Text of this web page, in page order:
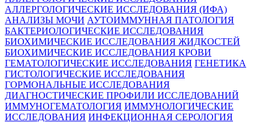
АЛЛЕРГОЛОГИЧЕСКИЕ ИССЛЕДОВАНИЯ (ИФА)
АНАЛИЗЫ МОЧИ АУТОИММУННАЯ ПАТОЛОГИЯ
БАКТЕРИОЛОГИЧЕСКИЕ ИССЛЕДОВАНИЯ
БИОХИМИЧЕСКИЕ ИССЛЕДОВАНИЯ ЖИДКОСТЕЙ
БИОХИМИЧЕСКИЕ ИССЛЕДОВАНИЯ КРОВИ
ГЕМАТОЛОГИЧЕСКИЕ ИССЛЕДОВАНИЯ ГЕНЕТИКА
ГИСТОЛОГИЧЕСКИЕ ИССЛЕДОВАНИЯ
ГОРМОНАЛЬНЫЕ ИССЛЕДОВАНИЯ
ДИАГНОСТИЧЕСКИЕ ПРОФИЛИ ИССЛЕДОВАНИЙ
ИММУНОГЕМАТОЛОГИЯ ИММУНОЛОГИЧЕСКИЕ
ИССЛЕДОВАНИЯ ИНФЕКЦИОННАЯ СЕРОЛОГИЯ